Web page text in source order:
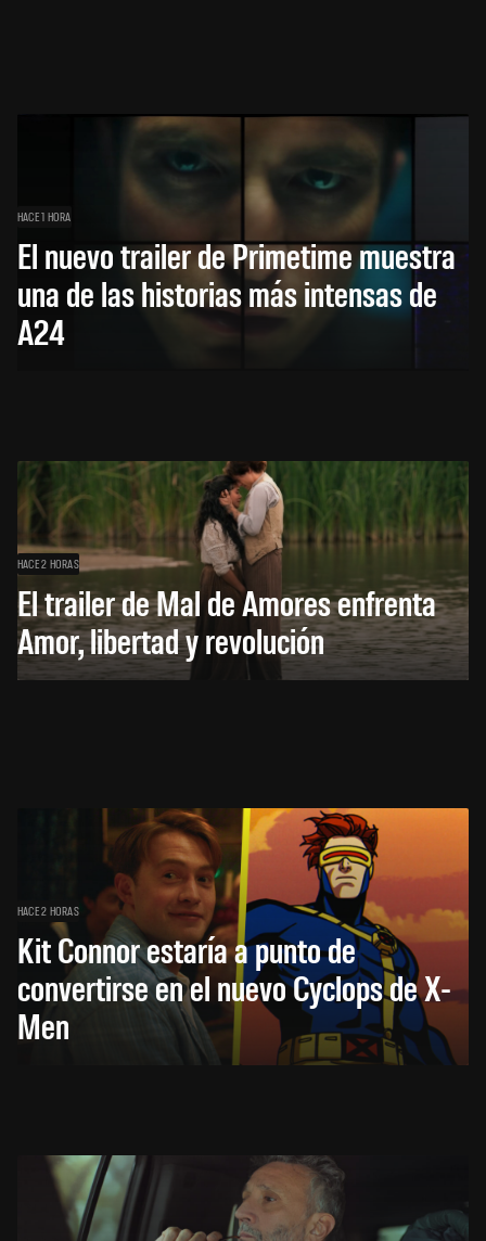
HACE 1 HORA
El nuevo trailer de Primetime muestra
una de las historias más intensas de
A24
HACE 2 HORAS
El trailer de Mal de Amores enfrenta
Amor, libertad y revolución
HACE 2 HORAS
Kit Connor estaría a punto de
convertirse en el nuevo Cyclops de X-
Men